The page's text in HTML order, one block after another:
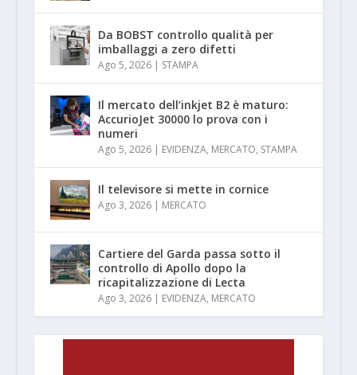
Da BOBST controllo qualità per
imballaggi a zero difetti
Ago 5, 2026| STAMPA
Il mercato dell’inkjet B2 è maturo:
AccurioJet 30000 lo prova con i
numeri
Ago 5, 2026| EVIDENZA, MERCATO, STAMPA
Il televisore si mette in cornice
Ago 3, 2026| MERCATO
Cartiere del Garda passa sotto il
controllo di Apollo dopo la
ricapitalizzazione di Lecta
Ago 3, 2026| EVIDENZA, MERCATO